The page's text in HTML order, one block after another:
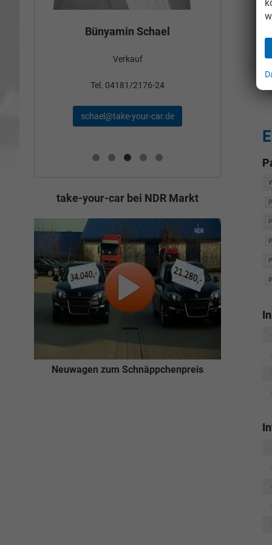
Bünyamin Schael
Verkauf
Tel. 04181/2176-24
schael@take-your-car.de
take-your-car bei NDR Markt
Neuwagen zum Schnäppchenpreis